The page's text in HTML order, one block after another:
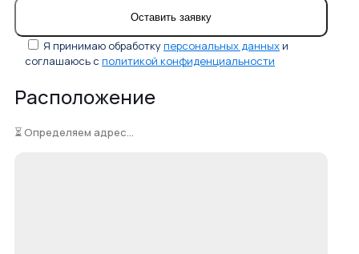
Я принимаю обработкуперсональных данных и
соглашаюсь с политикой конфиденциальности
Расположение
⏳ Определяем адрес...